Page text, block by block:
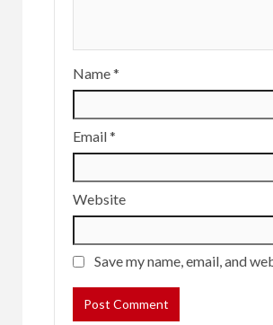
Name*
Email*
Website
Save my name, email, and